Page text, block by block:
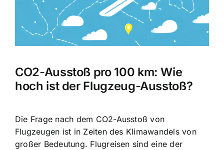
CO2-Ausstoß pro 100 km: Wie
hoch ist der Flugzeug-Ausstoß?
Die Frage nach dem CO2-Ausstoß von
Flugzeugen ist in Zeiten des Klimawandels von
großer Bedeutung. Flugreisen sind eine der